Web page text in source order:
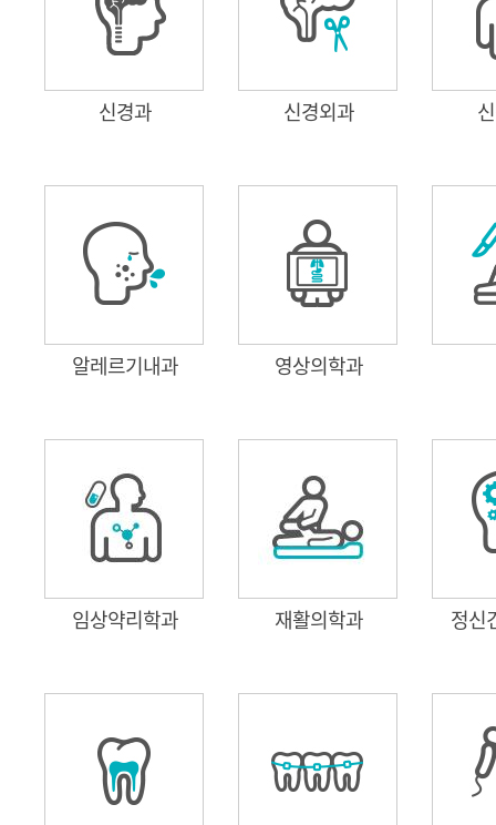
신경과 신경외과
알레르기내과 영상의학과
임상약리학과 재활의학과 정신